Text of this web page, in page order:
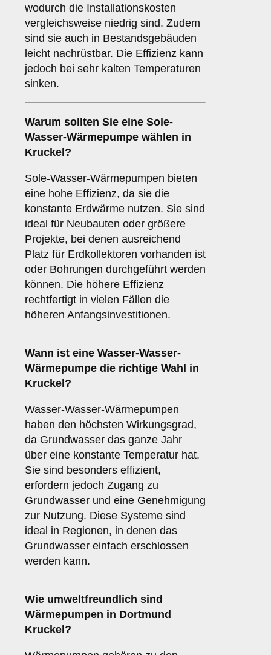
wodurch die Installationskosten
vergleichsweise niedrig sind. Zudem
sind sie auch in Bestandsgebäuden
leicht nachrüstbar. Die Effizienz kann
jedoch bei sehr kalten Temperaturen
sinken.
Warum sollten Sie eine Sole-
Wasser-Wärmepumpe wählen in
Kruckel?
Sole-Wasser-Wärmepumpen bieten
eine hohe Effizienz, da sie die
konstante Erdwärme nutzen. Sie sind
ideal für Neubauten oder größere
Projekte, bei denen ausreichend
Platz für Erdkollektoren vorhanden ist
oder Bohrungen durchgeführt werden
können. Die höhere Effizienz
rechtfertigt in vielen Fällen die
höheren Anfangsinvestitionen.
Wann ist eine Wasser-Wasser-
Wärmepumpe die richtige Wahl in
Kruckel?
Wasser-Wasser-Wärmepumpen
haben den höchsten Wirkungsgrad,
da Grundwasser das ganze Jahr
über eine konstante Temperatur hat.
Sie sind besonders effizient,
erfordern jedoch Zugang zu
Grundwasser und eine Genehmigung
zur Nutzung. Diese Systeme sind
ideal in Regionen, in denen das
Grundwasser einfach erschlossen
werden kann.
Wie umweltfreundlich sind
Wärmepumpen in Dortmund
Kruckel?